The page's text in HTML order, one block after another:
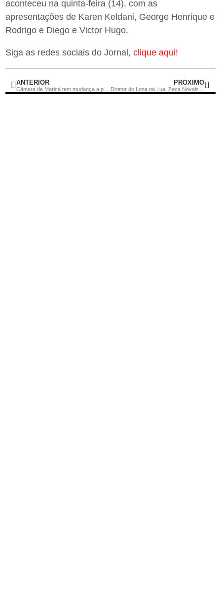
aconteceu na quinta-feira (14), com as
apresentações de Karen Keldani, George Henrique e
Rodrigo e Diego e Victor Hugo.
Siga as redes sociais do Jornal,clique aqui!
ANTERIOR
Câmara de Maricá tem mudança a partir da próxima semana
PRÓXIMO